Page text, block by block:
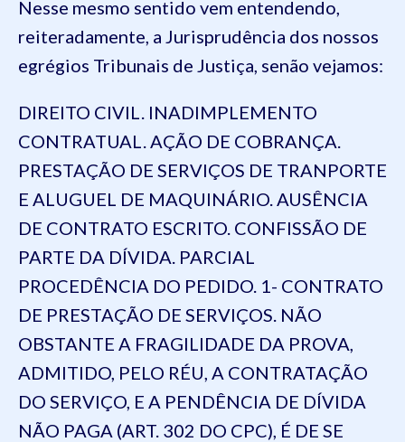
Nesse mesmo sentido vem entendendo,
reiteradamente, a Jurisprudência dos nossos
egrégios Tribunais de Justiça, senão vejamos:
DIREITO CIVIL. INADIMPLEMENTO
CONTRATUAL. AÇÃO DE COBRANÇA.
PRESTAÇÃO DE SERVIÇOS DE TRANPORTE
E ALUGUEL DE MAQUINÁRIO. AUSÊNCIA
DE CONTRATO ESCRITO. CONFISSÃO DE
PARTE DA DÍVIDA. PARCIAL
PROCEDÊNCIA DO PEDIDO. 1- CONTRATO
DE PRESTAÇÃO DE SERVIÇOS. NÃO
OBSTANTE A FRAGILIDADE DA PROVA,
ADMITIDO, PELO RÉU, A CONTRATAÇÃO
DO SERVIÇO, E A PENDÊNCIA DE DÍVIDA
NÃO PAGA (ART. 302 DO CPC), É DE SE